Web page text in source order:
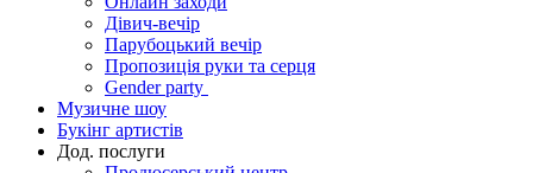
Дівич-вечір
Парубоцький вечір
Пропозиція руки та серця
Gender party
Музичне шоу
Букінг артистів
Дод. послуги